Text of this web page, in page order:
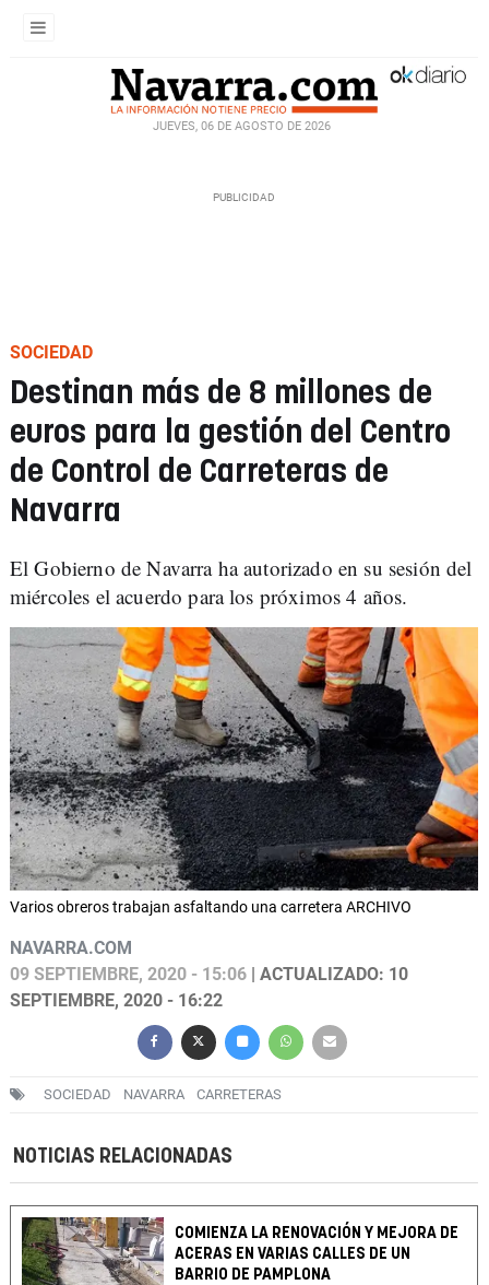
JUEVES, 06 DE AGOSTO DE 2026
SOCIEDAD
Destinan más de 8 millones de
euros para la gestión del Centro
de Control de Carreteras de
Navarra
El Gobierno de Navarra ha autorizado en su sesión del
miércoles el acuerdo para los próximos 4 años.
Varios obreros trabajan asfaltando una carretera ARCHIVO
NAVARRA.COM
09 SEPTIEMBRE, 2020 - 15:06 | ACTUALIZADO: 10
SEPTIEMBRE, 2020 - 16:22
SOCIEDAD NAVARRA CARRETERAS
NOTICIAS RELACIONADAS
COMIENZA LA RENOVACIÓN Y MEJORA DE
ACERAS EN VARIAS CALLES DE UN
BARRIO DE PAMPLONA